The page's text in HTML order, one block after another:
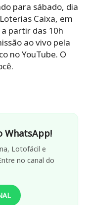
para sábado, dia
Caixa, em
partir das 10h
ao vivo pela
no YouTube. O
WhatsApp!
Lotofácil e
no canal do